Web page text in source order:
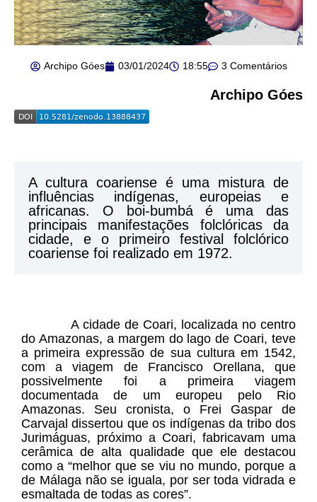
Archipo Góes 03/01/2024 18:55 3 Comentários
Archipo Góes
A cultura coariense é uma mistura de
influências indígenas, europeias e
africanas. O boi-bumbá é uma das
principais manifestações folclóricas da
cidade, e o primeiro festival folclórico
coariense foi realizado em 1972.
A cidade de Coari, localizada no centro
do Amazonas, a margem do lago de Coari, teve
a primeira expressão de sua cultura em 1542,
com a viagem de Francisco Orellana, que
possivelmente foi a primeira viagem
documentada de um europeu pelo Rio
Amazonas. Seu cronista, o Frei Gaspar de
Carvajal dissertou que os indígenas da tribo dos
Jurimáguas, próximo a Coari, fabricavam uma
cerâmica de alta qualidade que ele destacou
como a “melhor que se viu no mundo, porque a
de Málaga não se iguala, por ser toda vidrada e
esmaltada de todas as cores”.